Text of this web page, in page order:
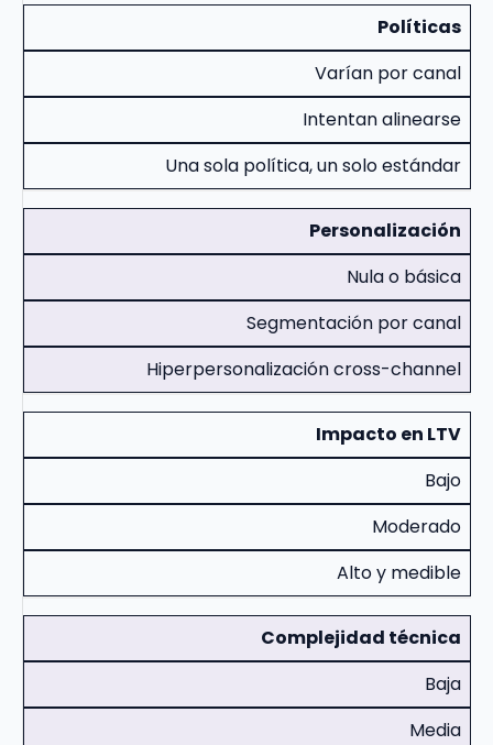
Políticas
Varían por canal
Intentan alinearse
Una sola política, un solo estándar
Personalización
Nula o básica
Segmentación por canal
Hiperpersonalización cross-channel
Impacto en LTV
Bajo
Moderado
Alto y medible
Complejidad técnica
Baja
Media